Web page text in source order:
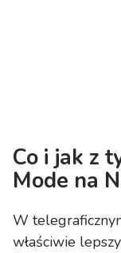
Co i jak z
Mode na
W
właściwie